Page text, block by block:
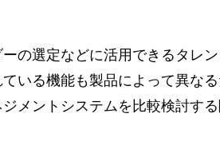
の選定などに活用できるタレ
いる機能も製品によって異な
メントシステムを比較検討す